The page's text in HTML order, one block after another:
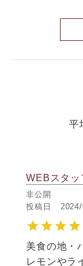
WEBスタ
非公開
投稿日
美食の地・
レモンやラ